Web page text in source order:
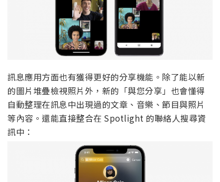
訊息應用方面也有獲得更好的分享機能。除了能以新
的圖片堆疊檢視照片外，新的「與您分享」也會懂得
自動整理在訊息中出現過的文章、音樂、節目與照片
等內容。還能直接整合在 Spotlight 的聯絡人搜尋資
訊中：